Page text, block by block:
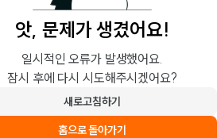
앗, 문제가 생겼어요!
일시적인 오류가 발생했어요.
잠시 후에 다시 시도해주시겠어요?
새로고침하기
홈으로 돌아가기